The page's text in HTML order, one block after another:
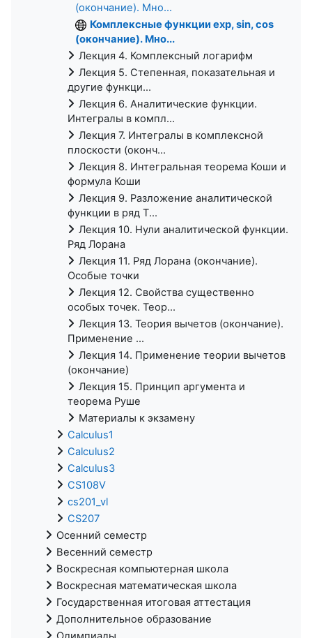
(окончание). Мно...
Комплексные функции exp, sin, cos
(окончание). Мно...
Лекция 4. Комплексный логарифм
Лекция 5. Степенная, показательная и
другие функци...
Лекция 6. Аналитические функции.
Интегралы в компл...
Лекция 7. Интегралы в комплексной
плоскости (оконч...
Лекция 8. Интегральная теорема Коши и
формула Коши
Лекция 9. Разложение аналитической
функции в ряд Т...
Лекция 10. Нули аналитической функции.
Ряд Лорана
Лекция 11. Ряд Лорана (окончание).
Особые точки
Лекция 12. Свойства существенно
особых точек. Теор...
Лекция 13. Теория вычетов (окончание).
Применение ...
Лекция 14. Применение теории вычетов
(окончание)
Лекция 15. Принцип аргумента и
теорема Руше
Материалы к экзамену
Calculus1
Calculus2
Calculus3
CS108V
cs201_vl
CS207
Осенний семестр
Весенний семестр
Воскресная компьютерная школа
Воскресная математическая школа
Государственная итоговая аттестация
Дополнительное образование